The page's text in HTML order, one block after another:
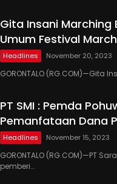
Gita Insani Marching
Umum Festival
Headlines November 20, 2023
GORONTALO (RG.COM)—Gita
PT SMI : Pemda
Pemanfataan Dana
Headlines November 15, 2023
GORONTALO (RG.COM)—PT
pemberi…